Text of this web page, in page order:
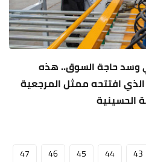
وسد حاجة السوق.. هذه
الذي افتتحه ممثل المرجعية
الحسينية
43
44
45
46
47